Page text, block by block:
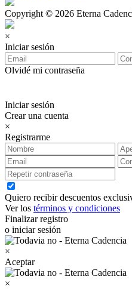
Copyright © 2026 Eterna
×
Iniciar sesión
Olvidé mi contraseña
Iniciar sesión
Crear una cuenta
×
Registrarme
Quiero recibir descuentos
Ver los términos y condiciones
Finalizar registro
o iniciar sesión
×
Aceptar
×